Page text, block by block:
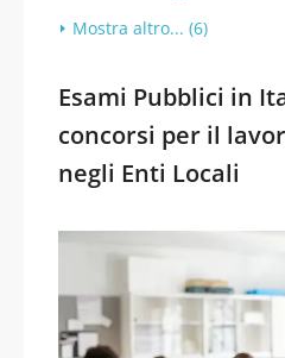
Mostra altro... (6)
Esami Pubblici in
concorsi per il
negli Enti Locali